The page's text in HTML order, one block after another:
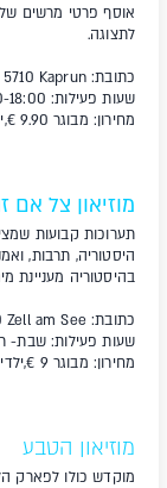
אוסף פרטי מרשים של
לתצוגה.
כתובת: Schloßstraße 32 / 5710 Kaprun
שעות פעילות: 10:00-18:00
מחירון: מבוגר 9.90
מוזיאון צל אם
תערוכות קבועות
היסטוריה, תרבות,
בהיסטוריה מעניינת
כתובת: Stadtplatz 8 / 5700 Zell am See
שעות פעילות: שבת- ראשון
מחירון: מבוגר 9
€,ילדים
מוזיאון הטבע